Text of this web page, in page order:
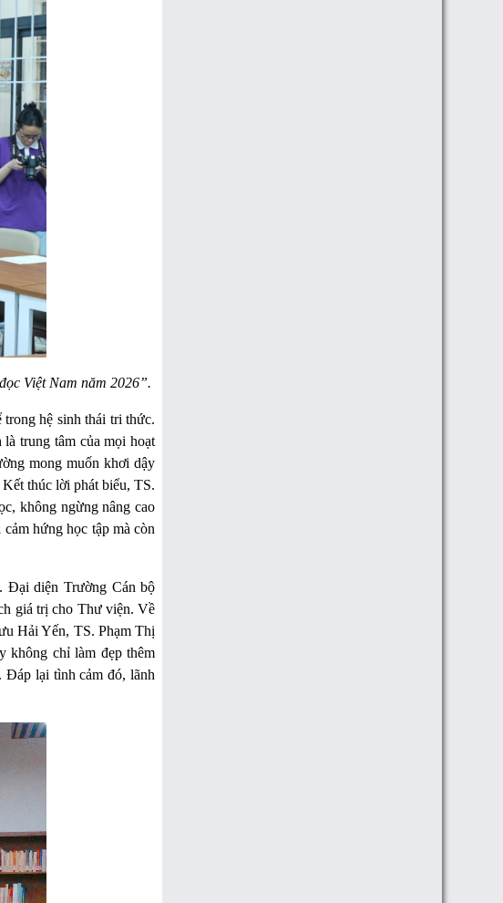
Việt Nam năm 2026”.
hệ sinh thái tri thức.
trung tâm của mọi hoạt
mong muốn khơi dậy
thúc lời phát biểu, TS.
không ngừng nâng cao
hứng học tập mà còn
Đại diện Trường Cán bộ
giá trị cho Thư viện. Về
Hải Yến, TS. Phạm Thị
không chỉ làm đẹp thêm
Đáp lại tình cảm đó, lãnh